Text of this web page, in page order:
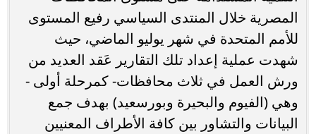
المصرية خلال المنتدى السياسي رفيع المستوى
للأمم المتحدة في شهر يوليو الماضي، حيث
شهدت عملية إعداد تلك التقارير عَقد العديد من
ورش العمل في ثلاث محافظات- كمرحلة أولى -
وهي (الفيوم والبحيرة وبورسعيد) بهدف جمع
البيانات والتشاور بين كافة الأطراف المعنيين